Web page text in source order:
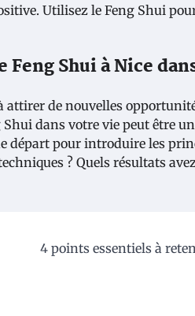
Utilisez le Feng Shui
Shui à Nice
de nouvelles
dans votre vie peut être
départ pour introduire les
? Quels résultats
4 points essentiels à